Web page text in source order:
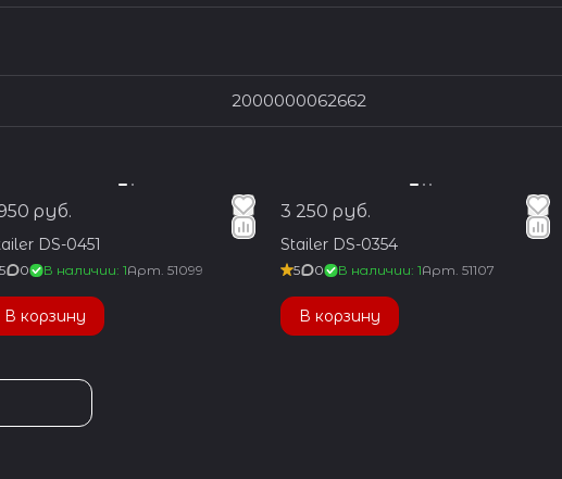
2000000062662
руб.
DS-0451
0 В наличии: 1Арт. 51099
В корзину
3 250 руб.
Stailer DS-0354
5 0 В наличии: 1Арт. 51107
В корзину